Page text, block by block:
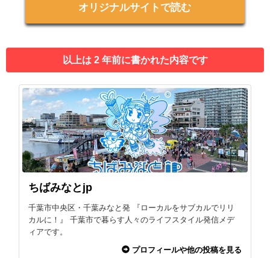
オリジナルサイトで読む
以上は 2 年前に書かれた内容です
ちばみなとjp
千葉市中央区・千葉みなと発 『ローカルをサブカルでリリ
カルに！』 千葉市で暮らす人々のライフスタイル発信メデ
ィアです。
プロフィールや他の投稿を見る